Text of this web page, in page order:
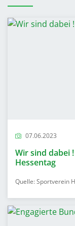
07.06.2023
Wir sind dabei
Hessentag
Quelle: Sportverein